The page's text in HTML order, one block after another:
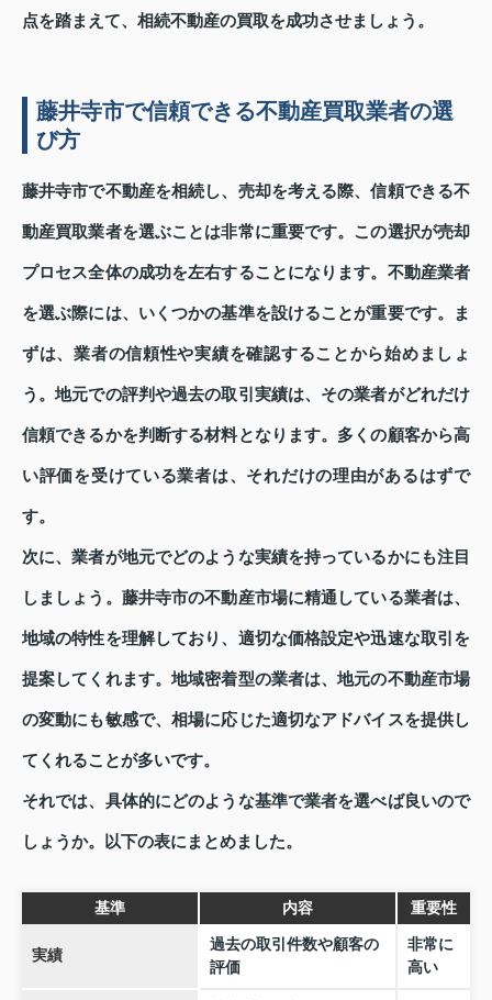
点を踏まえて、相続不動産の買取を成功させましょう。
藤井寺市で信頼できる不動産買取業者の選
び方
藤井寺市で不動産を相続し、売却を考える際、信頼できる不
動産買取業者を選ぶことは非常に重要です。この選択が売却
プロセス全体の成功を左右することになります。不動産業者
を選ぶ際には、いくつかの基準を設けることが重要です。ま
ずは、業者の信頼性や実績を確認することから始めましょ
う。地元での評判や過去の取引実績は、その業者がどれだけ
信頼できるかを判断する材料となります。多くの顧客から高
い評価を受けている業者は、それだけの理由があるはずで
す。
次に、業者が地元でどのような実績を持っているかにも注目
しましょう。藤井寺市の不動産市場に精通している業者は、
地域の特性を理解しており、適切な価格設定や迅速な取引を
提案してくれます。地域密着型の業者は、地元の不動産市場
の変動にも敏感で、相場に応じた適切なアドバイスを提供し
てくれることが多いです。
それでは、具体的にどのような基準で業者を選べば良いので
しょうか。以下の表にまとめました。
基準 内容 重要性
実績
過去の取引件数や顧客の
評価
非常に
高い